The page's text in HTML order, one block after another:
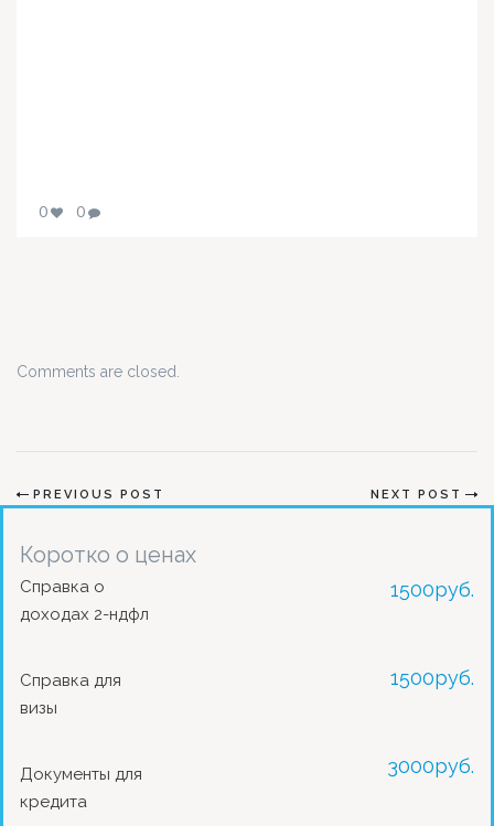
0 0
Comments are closed.
PREVIOUS POST NEXT POST
Коротко о ценах
Справка о
доходах 2-ндфл
Справка для
визы
Документы для
кредита
1500руб.
1500руб.
3000руб.